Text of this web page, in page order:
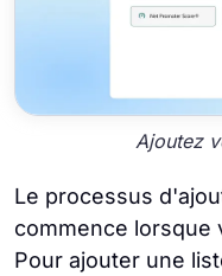
Ajoutez
Le processus
commence lorsque
Pour ajouter une